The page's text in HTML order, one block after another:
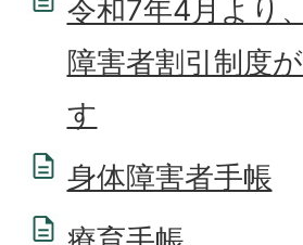
令和7年4月より
障害者割引制度
す
身体障害者手帳